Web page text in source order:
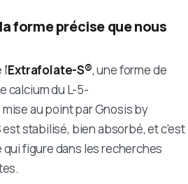
forme précise que nous
Extrafolate-S®, une forme de
calcium du L-5-
au point par Gnosis by
stabilisé, bien absorbé, et c'est
figure dans les recherches